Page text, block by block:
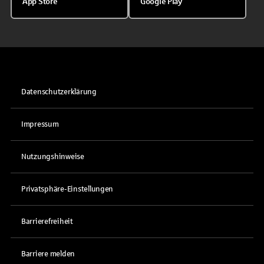
Datenschutzerklärung
Impressum
Nutzungshinweise
Privatsphäre-Einstellungen
Barrierefreiheit
Barriere melden